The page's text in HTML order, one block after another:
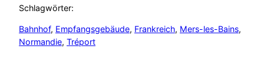
Schlagwörter:
Bahnhof, Empfangsgebäude, Frankreich, Mers-les-Bains
Normandie, Tréport